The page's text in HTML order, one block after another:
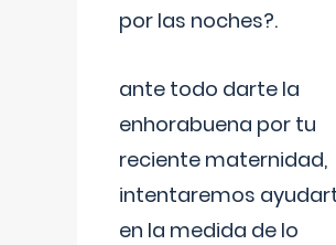
por las noches?.
ante todo darte la
enhorabuena por tu
reciente maternidad,
intentaremos
en la medida de lo